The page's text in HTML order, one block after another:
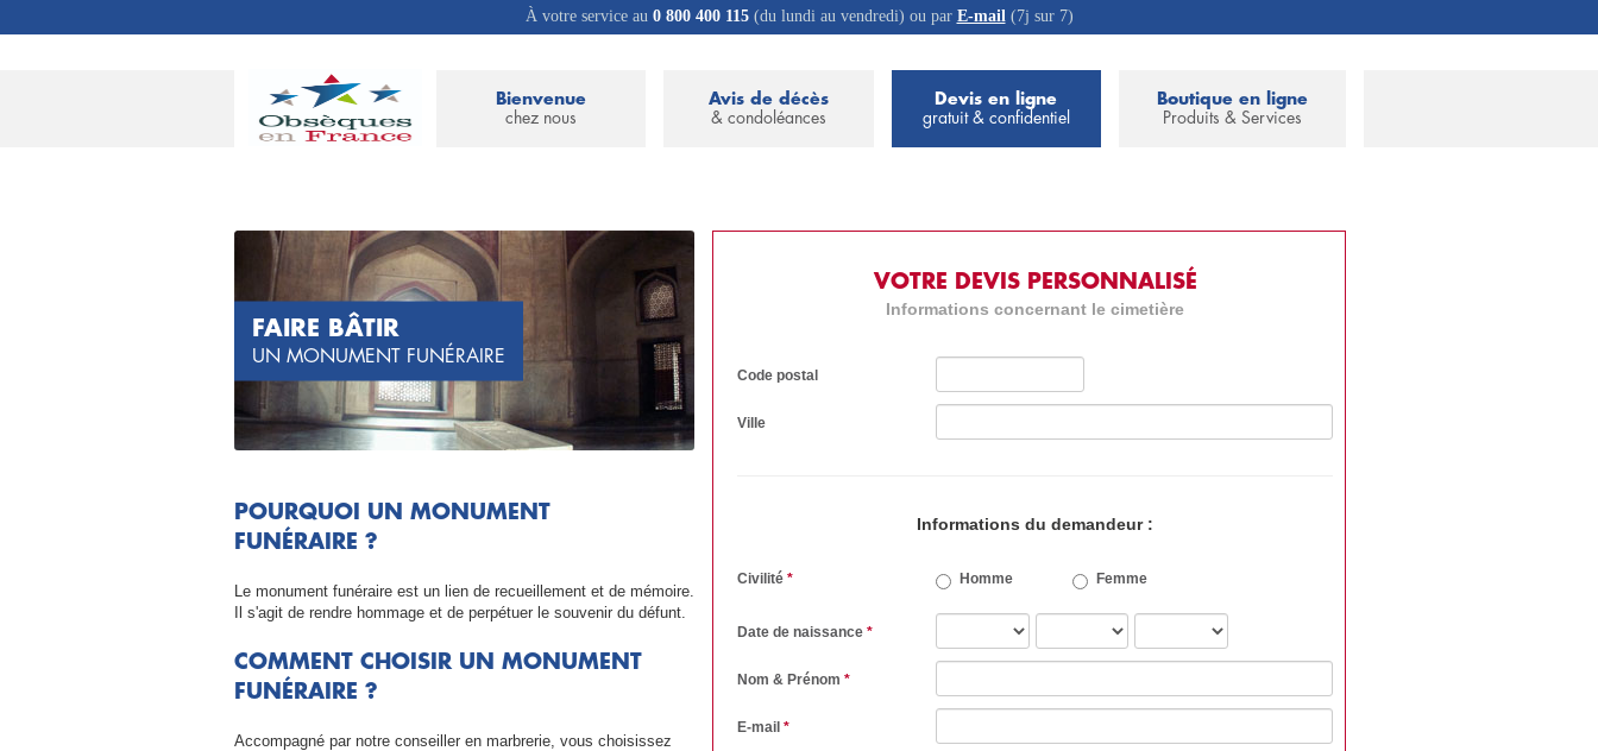
À votre service au 0 800 400 115(du lundi au vendredi) ou par E-mail(7j sur 7)
Bienvenue
chez nous
Avis de décès
& condoléances
Devis en ligne
gratuit & confidentiel
Boutique en ligne
Produits & Services
FAIRE BÂTIR
UN MONUMENT FUNÉRAIRE
POURQUOI UN MONUMENT
FUNÉRAIRE ?
Le monument funéraire est un lien de recueillement et de mémoire.
Il s'agit de rendre hommage et de perpétuer le souvenir du défunt.
COMMENT CHOISIR UN MONUMENT
FUNÉRAIRE ?
Accompagné par notre conseiller en marbrerie, vous choisissez
VOTRE DEVIS PERSONNALISÉ
Informations concernant le cimetière
Code postal
Ville
Informations du demandeur :
Civilité* Homme Femme
Date de naissance*
Nom & Prénom*
E-mail*